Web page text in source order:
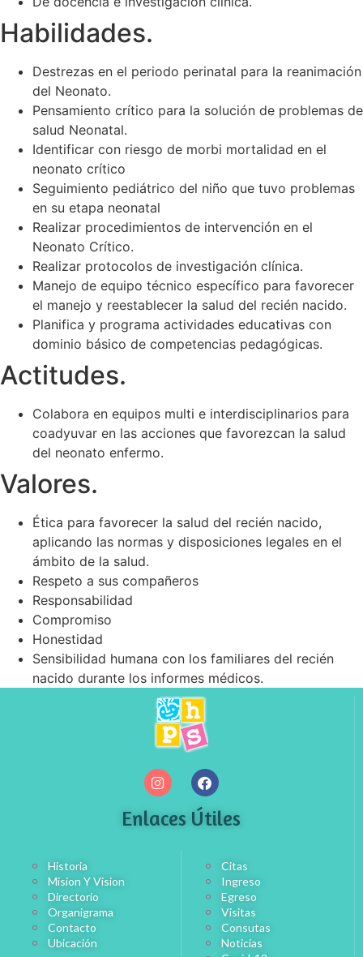
Habilidades.
Destrezas en el periodo perinatal para la reanimación
del Neonato.
Pensamiento crítico para la solución de problemas de
salud Neonatal.
Identificar con riesgo de morbi mortalidad en el
neonato crítico
Seguimiento pediátrico del niño que tuvo problemas
en su etapa neonatal
Realizar procedimientos de intervención en el
Neonato Crítico.
Realizar protocolos de investigación clínica.
Manejo de equipo técnico específico para favorecer
el manejo y reestablecer la salud del recién nacido.
Planifica y programa actividades educativas con
dominio básico de competencias pedagógicas.
Actitudes.
Colabora en equipos multi e interdisciplinarios para
coadyuvar en las acciones que favorezcan la salud
del neonato enfermo.
Valores.
Ética para favorecer la salud del recién nacido,
aplicando las normas y disposiciones legales en el
ámbito de la salud.
Respeto a sus compañeros
Responsabilidad
Compromiso
Honestidad
Sensibilidad humana con los familiares del recién
nacido durante los informes médicos.
Enlaces Útiles
Historia
Mision Y Vision
Directorio
Organigrama
Contacto
Ubicación
Citas
Ingreso
Egreso
Visitas
Consutas
Noticias